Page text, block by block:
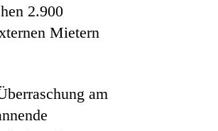
2.900
Mietern
am